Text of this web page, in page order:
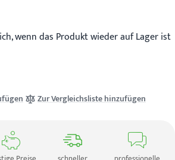
wenn das Produkt wieder auf Lager ist
Zur Vergleichsliste hinzufügen